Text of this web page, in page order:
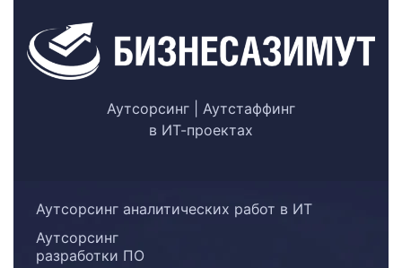
Аутсорсинг | Аутстаффинг
в ИТ-проектах
Аутсорсинг аналитических работ в ИТ
Аутсорсинг
разработки ПО